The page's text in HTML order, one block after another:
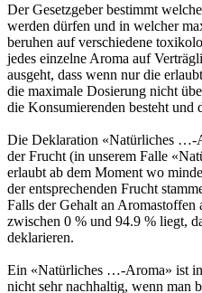
Der Gesetzgeber bestimmt
werden dürfen und in welcher
beruhen auf verschiedene
jedes einzelne Aroma auf
ausgeht, dass wenn nur die
die maximale Dosierung nicht
die Konsumierenden besteht und
Die Deklaration «Natürliches …-
der Frucht (in unserem Falle
erlaubt ab dem Moment wo
der entsprechenden Frucht
Falls der Gehalt an Aromastoffen
zwischen 0 % und 94.9 % liegt,
deklarieren.
Ein «Natürliches …-Aroma» ist
nicht sehr nachhaltig, wenn man